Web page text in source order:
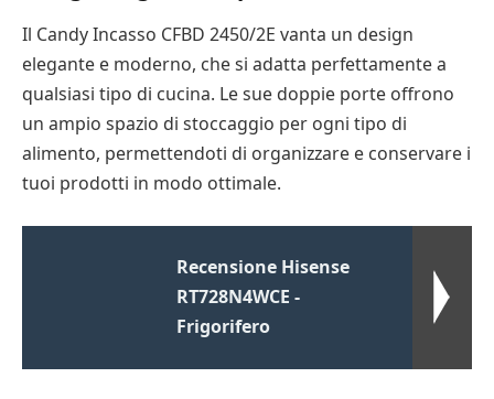
Il Candy Incasso CFBD 2450/2E vanta un design
elegante e moderno, che si adatta perfettamente a
qualsiasi tipo di cucina. Le sue doppie porte offrono
un ampio spazio di stoccaggio per ogni tipo di
alimento, permettendoti di organizzare e conservare i
tuoi prodotti in modo ottimale.
Recensione Hisense
RT728N4WCE -
Frigorifero